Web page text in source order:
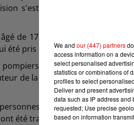
s'est produite avenue de la
de 17 ans, blessé
été pris en charge par les
pompiers intervenaient dans le
de la commune de Barby.
un jeune homme de
été transportés à l'hôpital de
We and our (447) partners
access information on a
select personalised
statistics or combinations of
profiles to select
Deliver and present
data such as IP address
requested; Use precise
based on information